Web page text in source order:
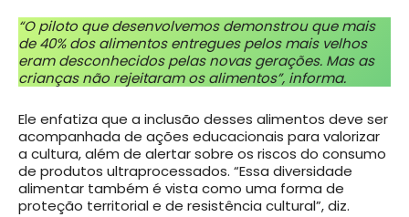
“O piloto que desenvolvemos demonstrou que mais
de 40% dos alimentos entregues pelos mais velhos
eram desconhecidos pelas novas gerações. Mas as
crianças não rejeitaram os alimentos”, informa.
Ele enfatiza que a inclusão desses alimentos deve ser
acompanhada de ações educacionais para valorizar
a cultura, além de alertar sobre os riscos do consumo
de produtos ultraprocessados. “Essa diversidade
alimentar também é vista como uma forma de
proteção territorial e de resistência cultural”, diz.